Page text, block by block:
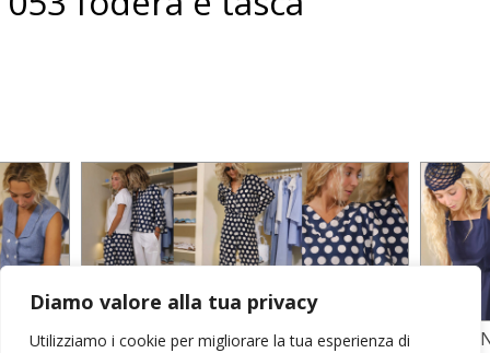
Diamo valore alla tua privacy
Utilizziamo i cookie per migliorare la tua esperienza di
STAMPA SU CREPE SETA E POPELINE